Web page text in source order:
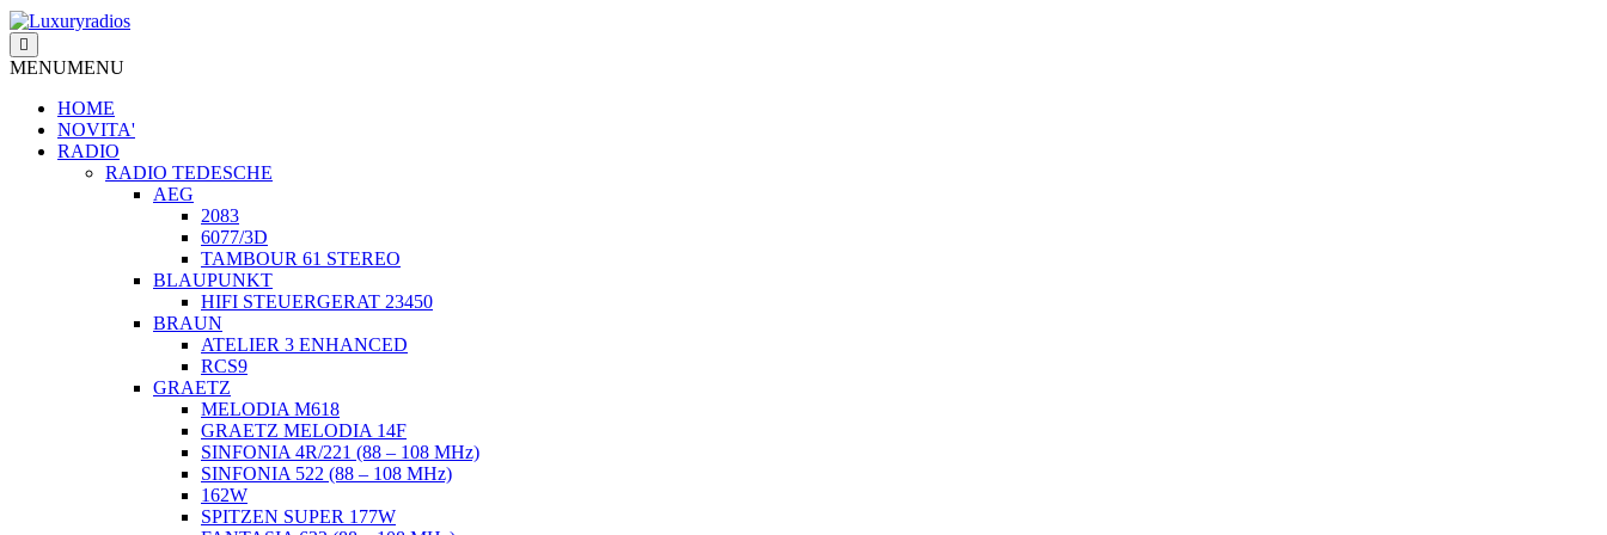
Salta
al
contenuto
MENUMENU
HOME
NOVITA'
RADIO
RADIO TEDESCHE
AEG
2083
6077/3D
TAMBOUR 61 STEREO
BLAUPUNKT
HIFI STEUERGERAT 23450
BRAUN
ATELIER 3 ENHANCED
RCS9
GRAETZ
MELODIA M618
GRAETZ MELODIA 14F
SINFONIA 4R/221 (88 – 108 MHz)
SINFONIA 522 (88 – 108 MHz)
162W
SPITZEN SUPER 177W